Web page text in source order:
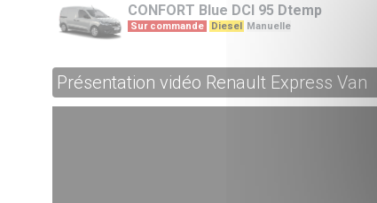
CONFORT Blue DCI 95 Dtemp
Sur commande Diesel Manuelle
Présentation vidéo Renault Express Van